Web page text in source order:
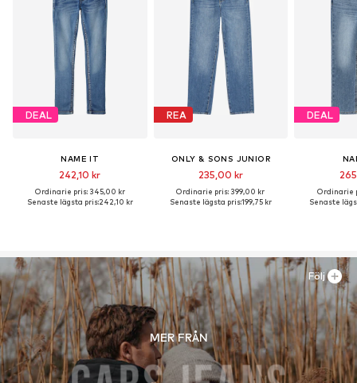
DEAL
NAME IT
242,10 kr
Ordinarie pris: 345,00 kr
Senaste lägsta pris:242,10 kr
REA
ONLY & SONS JUNIOR
235,00 kr
Ordinarie pris: 399,00 kr
Senaste lägsta pris:199,75 kr
DEAL
Ordinarie
Senaste
MER FRÅN
Följ